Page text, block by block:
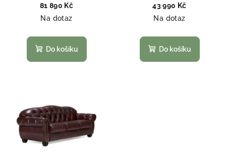
81 890 Kč
Na dotaz
Do košíku
43 990 Kč
Na dotaz
Do košíku